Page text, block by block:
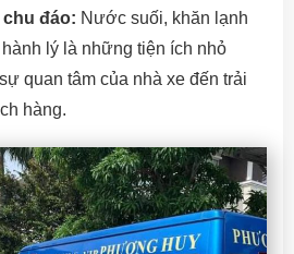
chu đáo: Nước suối, khăn lạnh
lý là những tiện ích nhỏ
quan tâm của nhà xe đến trải
hàng.